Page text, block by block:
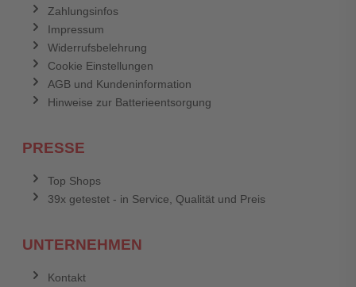
Zahlungsinfos
Impressum
Widerrufsbelehrung
Cookie Einstellungen
AGB und Kundeninformation
Hinweise zur Batterieentsorgung
PRESSE
Top Shops
39x getestet - in Service, Qualität und Preis
UNTERNEHMEN
Kontakt